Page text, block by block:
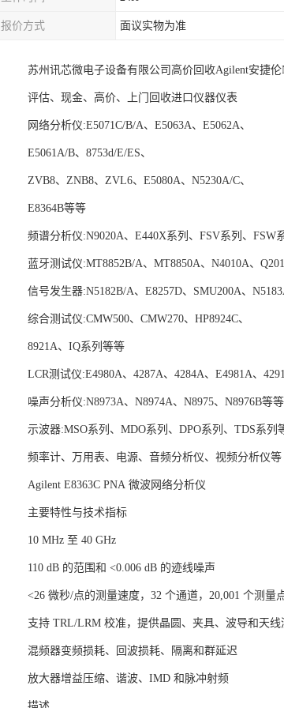
报价方式 面议实物为准
苏州讯芯微电子设备有限公司高价回收Agilent安捷
评估、现金、高价、上门回收进口仪器仪表
网络分析仪:E5071C/B/A、E5063A、E5062A、
E5061A/B、8753d/E/ES、
ZVB8、ZNB8、ZVL6、E5080A、N5230A/C、
E8364B等等
频谱分析仪:N9020A、E440X系列、FSV系列、FSW
蓝牙测试仪:MT8852B/A、MT8850A、N4010A、
信号发生器:N5182B/A、E8257D、SMU200A、
综合测试仪:CMW500、CMW270、HP8924C、
8921A、IQ系列等等
LCR测试仪:E4980A、4287A、4284A、E4981A、
噪声分析仪:N8973A、N8974A、N8975、N8976B等等
示波器:MSO系列、MDO系列、DPO系列、TDS系列
频率计、万用表、电源、音频分析仪、视频分析仪等
Agilent E8363C PNA 微波网络分析仪
主要特性与技术指标
10 MHz 至 40 GHz
110 dB 的范围和 <0.006 dB 的迹线噪声
<26 微秒/点的测量速度，32 个通道，20,001 个测量
支持 TRL/LRM 校准，提供晶圆、夹具、波导和天线
混频器变频损耗、回波损耗、隔离和群延迟
放大器增益压缩、谐波、IMD 和脉冲射频